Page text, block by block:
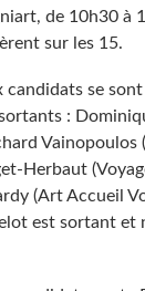
de 10h30 à
sur les 15.
candidats se
:
Vainopoulos
Herbaut
(Art Accueil
est sortant et